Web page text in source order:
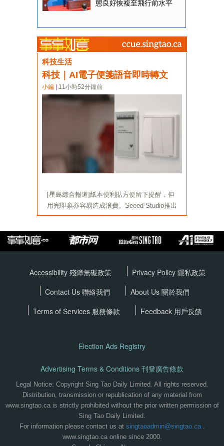
Accessibility 殘障無礙政策 Privacy Policy 隱私政策
Contact Us 聯絡我們
About Us 關於我們
Terms of Services 服務條款 Feedback 用戶反饋
Election Ads Registry
Advertising Terms & Conditions 刊登廣告條款
Legal Notice: Copyright Sing Tao Daily Limited. All rights reserved.
Distribution, transmission or republication of any material from
www.singtao.ca is strictly prohibited without the prior written permission of
Sing Tao Daily Limited.
For information please contact us at singtaoadmin@singtao.ca.
www.singtao.ca online since 2000.